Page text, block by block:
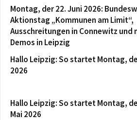
Montag, der 22. Juni 2026:
Aktionstag „Kommunen am Limit“,
Ausschreitungen in Connewitz und
Demos in Leipzig
Hallo Leipzig: So startet Montag,
2026
Hallo Leipzig: So startet Montag,
Mai 2026